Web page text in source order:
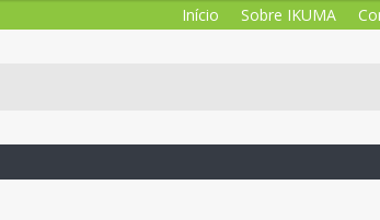
Início Sobre IKUMA